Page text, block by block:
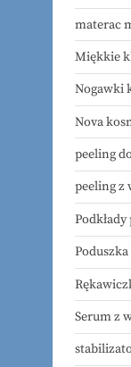
materac
Miękkie
Nogawki
Nova
peeling
peeling z
Serum z